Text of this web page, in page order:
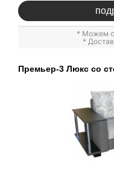
* Можем
*
Премьер-3 Люкс со